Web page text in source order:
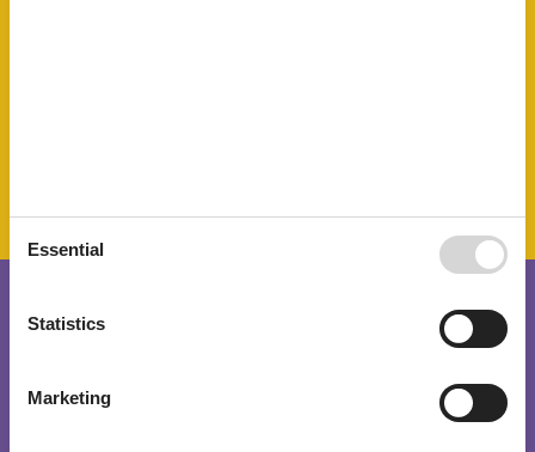
Essential
Statistics
Marketing